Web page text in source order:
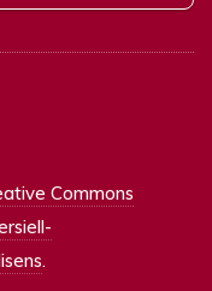
Commons
.